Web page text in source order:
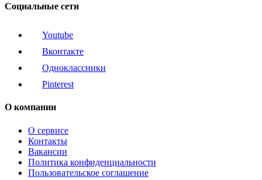
Социальные сети
Youtube
Вконтакте
Одноклассники
Pinterest
О компании
О сервисе
Контакты
Вакансии
Политика конфиденциальности
Пользовательское соглашение